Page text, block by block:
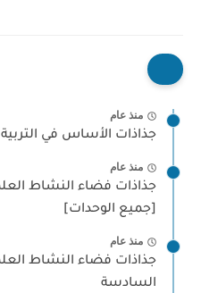
منذ عام
جذاذات الأساس في
منذ عام
[جميع الوحدات]
منذ عام
جذاذات فضاء النشاط
السادسة